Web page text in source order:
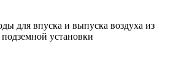
для впуска и выпуска воздуха из
установки